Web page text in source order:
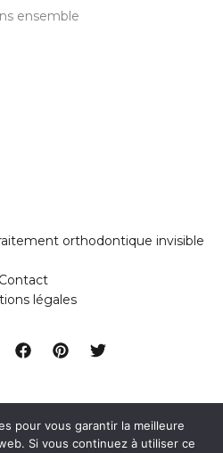
ensemble
orthodontique invisible
Contact
légales
© 2026 GREPHH
pour vous garantir la meilleure
Si vous continuez à utiliser ce